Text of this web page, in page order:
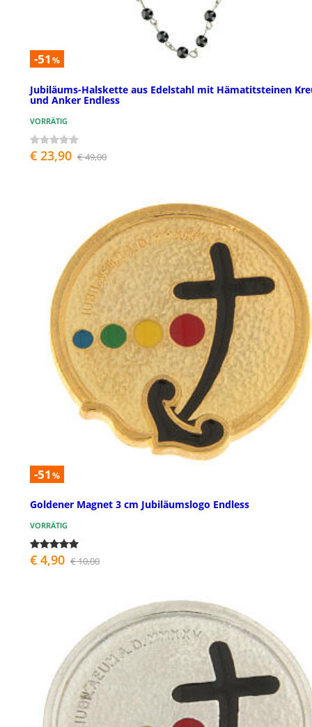
-51 %
Jubiläums-Halskette aus Edelstahl mit Hämatitsteinen
und Anker Endless
VORRÄTIG
€ 23,90 € 49,00
-51 %
Goldener Magnet 3 cm Jubiläumslogo Endless
VORRÄTIG
€ 4,90 € 10,00